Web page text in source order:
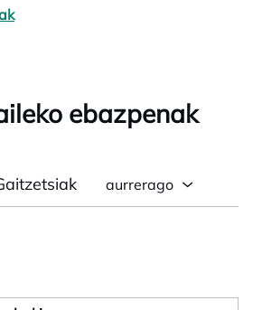
ebazpenak
aurrerago